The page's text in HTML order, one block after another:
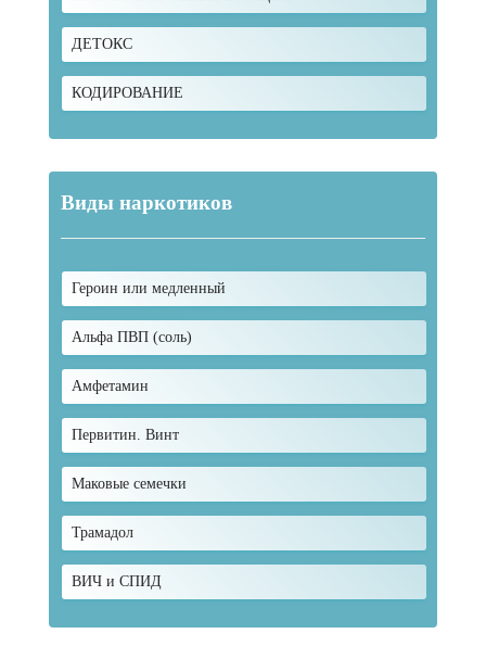
ДЕТОКС
КОДИРОВАНИЕ
Виды наркотиков
Героин или медленный
Альфа ПВП (соль)
Амфетамин
Первитин. Винт
Маковые семечки
Трамадол
ВИЧ и СПИД